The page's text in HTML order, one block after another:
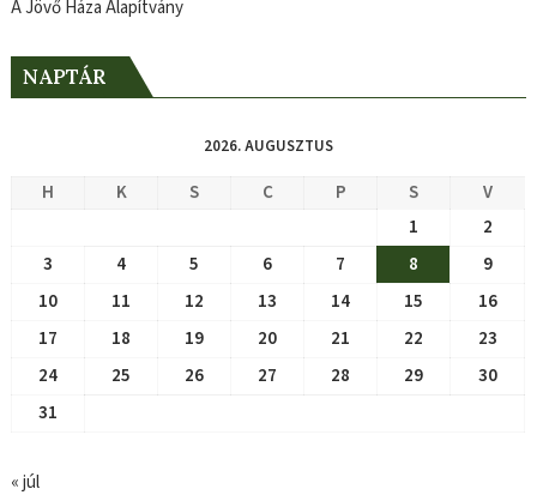
A Jövő Háza Alapítvány
NAPTÁR
2026. AUGUSZTUS
H K S C P S
V
1
2
3
4 5 6 7 8
9
10
11 12 13 14 15
16
17
18 19 20 21 22
23
24
25 26 27 28 29
30
31
« júl